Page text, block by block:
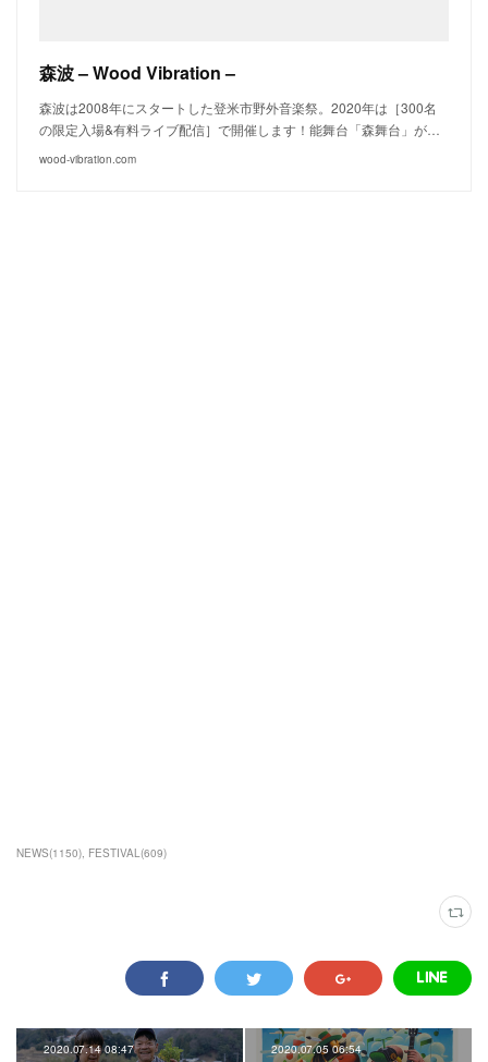
森波 – Wood Vibration –
森波は2008年にスタートした登米市野外音楽祭。2020年は［300名
の限定入場&有料ライブ配信］で開催します！能舞台「森舞台」が…
wood-vibration.com
NEWS(1150) FESTIVAL(609)
2020.07.14 08:47 2020.07.05 06:54